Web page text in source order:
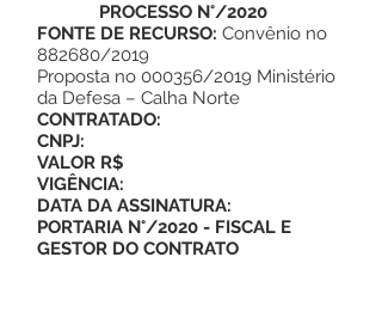
PROCESSO N°/2020
FONTE DE RECURSO: Convênio no
882680/2019
Proposta no 000356/2019 Ministério
da Defesa – Calha Norte
CONTRATADO:
CNPJ:
VALOR R$
VIGÊNCIA:
DATA DA ASSINATURA:
PORTARIA N°/2020 - FISCAL E
GESTOR DO CONTRATO